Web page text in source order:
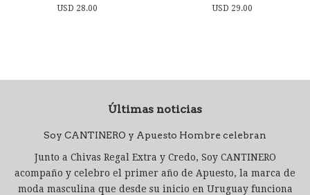
Precio
USD 28.00
Precio
USD 29.00
Últimas noticias
Soy CANTINERO y Apuesto Hombre celebran
Junto a Chivas Regal Extra y Credo, Soy CANTINERO
acompaño y celebro el primer año de Apuesto, la marca de
moda masculina que desde su inicio en Uruguay funciona